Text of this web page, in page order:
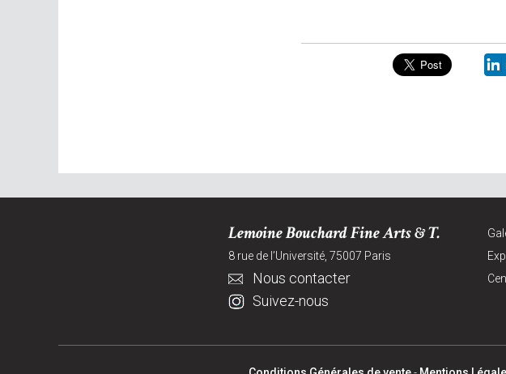
Lemoine Bouchard Fine Arts & T.
8 rue de l’Université, 75007 Paris
Nous contacter
Suivez-nous